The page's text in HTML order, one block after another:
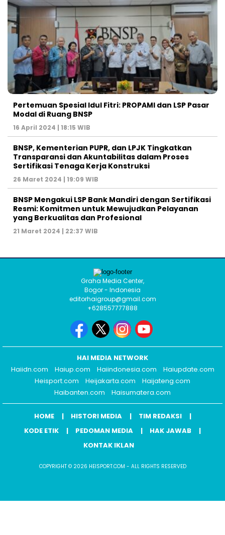
Pertemuan Spesial Idul Fitri: PROPAMI dan LSP Pasar
Modal di Ruang BNSP
16 April 2024 | 18:15 WIB
BNSP, Kementerian PUPR, dan LPJK Tingkatkan
Transparansi dan Akuntabilitas dalam Proses
Sertifikasi Tenaga Kerja Konstruksi
26 Maret 2024 | 19:09 WIB
BNSP Mengakui LSP Bank Mandiri dengan Sertifikasi
Resmi: Komitmen untuk Mewujudkan Pelayanan
yang Berkualitas dan Profesional
21 Maret 2024 | 22:37 WIB
Graha Media Center,
Bogor - Indonesia
editorhaigroup@gmail.com
+628557777888
HAI MEDIA NETWORK
Haiidn.com
Haiup.com Haiindonesia.com
Haiupdate.com
Heisport.com
Heijakarta.com
Haijateng.com
Haibanten.com
Haisumatera.com
HOME HISTORI MEDIA
TIM REDAKSI
KODE ETIK
PEDOMAN MEDIA
HAK JAWAB
KONTAK IKLAN
COPYRIGHT © 2026 HEISPORT.COM - ALL RIGHTS RESERVED